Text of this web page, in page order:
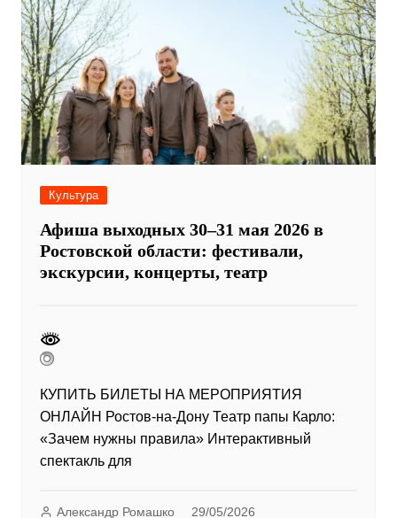
Культура
Афиша выходных 30–31 мая 2026 в
Ростовской области: фестивали,
экскурсии, концерты, театр
КУПИТЬ БИЛЕТЫ НА МЕРОПРИЯТИЯ
ОНЛАЙН Ростов-на-Дону Театр папы Карло:
«Зачем нужны правила» Интерактивный
спектакль для
Александр Ромашко 29/05/2026